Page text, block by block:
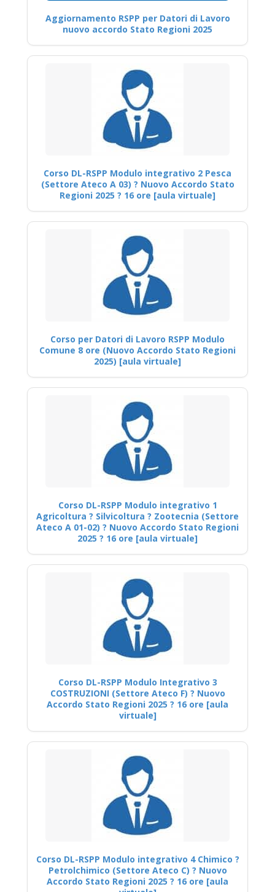
Aggiornamento RSPP per Datori di Lavoro
nuovo accordo Stato Regioni 2025
Corso DL-RSPP Modulo integrativo 2 Pesca
(Settore Ateco A 03) ? Nuovo Accordo Stato
Regioni 2025 ? 16 ore [aula virtuale]
Corso per Datori di Lavoro RSPP Modulo
Comune 8 ore (Nuovo Accordo Stato Regioni
2025) [aula virtuale]
Corso DL-RSPP Modulo integrativo 1
Agricoltura ? Silvicoltura ? Zootecnia (Settore
Ateco A 01-02) ? Nuovo Accordo Stato Regioni
2025 ? 16 ore [aula virtuale]
Corso DL-RSPP Modulo Integrativo 3
COSTRUZIONI (Settore Ateco F) ? Nuovo
Accordo Stato Regioni 2025 ? 16 ore [aula
virtuale]
Corso DL-RSPP Modulo integrativo 4 Chimico ?
Petrolchimico (Settore Ateco C) ? Nuovo
Accordo Stato Regioni 2025 ? 16 ore [aula